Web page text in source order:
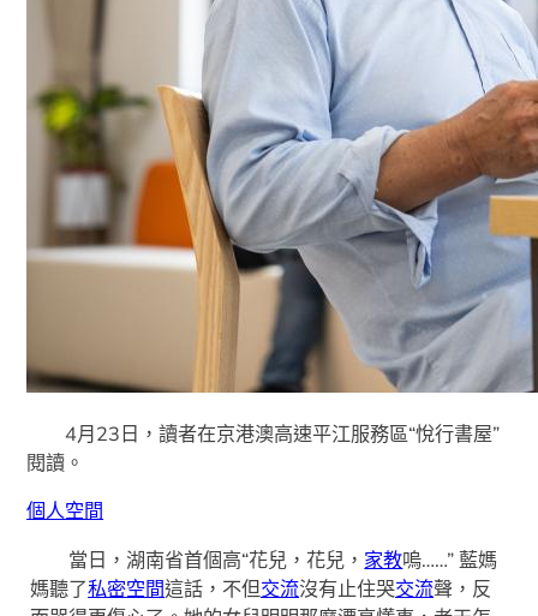
4月23日，讀者在京港澳高速平江服務區“悅行書屋”
閱讀。
個人空間
當日，湖南省首個高“花兒，花兒， 家教嗚……” 藍媽
媽聽了私密空間這話，不但交流沒有止住哭交流聲，反